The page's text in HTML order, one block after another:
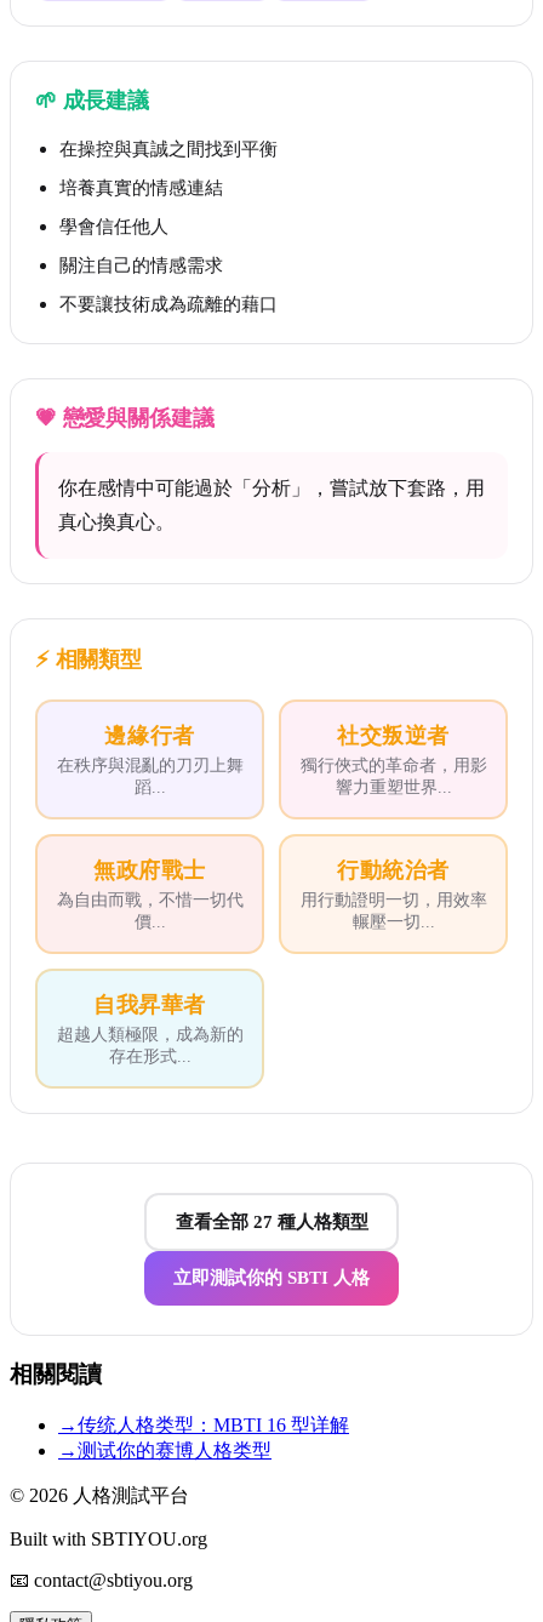
🌱 成長建議
在操控與真誠之間找到平衡
培養真實的情感連結
學會信任他人
關注自己的情感需求
不要讓技術成為疏離的藉口
💗 戀愛與關係建議
你在感情中可能過於「分析」，嘗試放下套路，用
真心換真心。
⚡ 相關類型
邊緣行者
在秩序與混亂的刀刃上舞
蹈
社交叛逆者
獨行俠式的革命者，用影
響力重塑世界
無政府戰士
為自由而戰，不惜一切代
價
行動統治者
用行動證明一切，用效率
輾壓一切
自我昇華者
超越人類極限，成為新的
存在形式...
查看全部 27 種人格類型
立即測試你的 SBTI 人格
相關閱讀
→传统人格类型：MBTI 16 型详解
→测试你的赛博人格类型
© 2026 人格測試平台
Built with SBTIYOU.org
📧 contact@sbtiyou.org